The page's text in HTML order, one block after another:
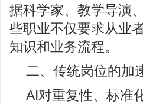
据科学家、教学导演
些职业不仅要求从业
知识和业务流程。
二、传统岗位的加
AI对重复性、标准